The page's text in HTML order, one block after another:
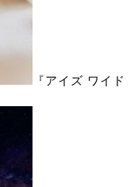
『アイズ ワイド